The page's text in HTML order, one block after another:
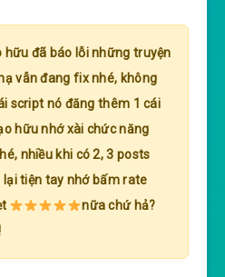
hữu đã báo lỗi những truyện
vẫn đang fix nhé, không
script nó đăng thêm 1 cái
hữu nhớ xài chức năng
nhiều khi có 2, 3 posts
lại tiện tay nhớ bấm rate
nữa chứ hả?